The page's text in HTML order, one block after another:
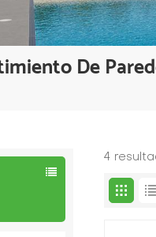
De
4